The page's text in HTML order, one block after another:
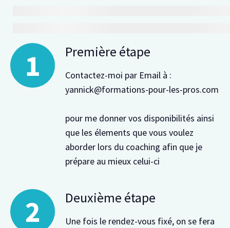
Première étape
Contactez-moi par Email à :
yannick@formations-pour-les-pros.com
pour me donner vos disponibilités ainsi
que les élements que vous voulez
aborder lors du coaching afin que je
prépare au mieux celui-ci
Deuxième étape
Une fois le rendez-vous fixé, on se fera